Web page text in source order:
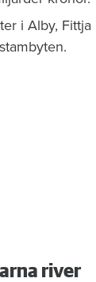
i Alby, Fittja
river